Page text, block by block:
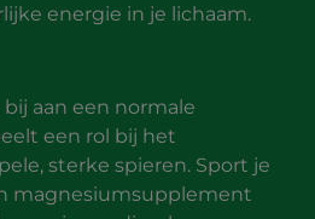
energie in je lichaam.
aan een normale
een rol bij het
sterke spieren. Sport je
magnesiumsupplement